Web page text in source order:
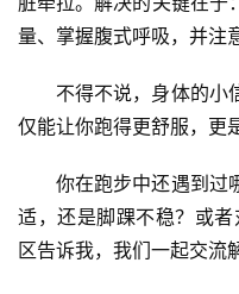
量、掌握腹式呼吸，并注
不得不说，身体的小
仅能让你跑得更舒服，更
你在跑步中还遇到过
适，还是脚踝不稳？或者
区告诉我，我们一起交流